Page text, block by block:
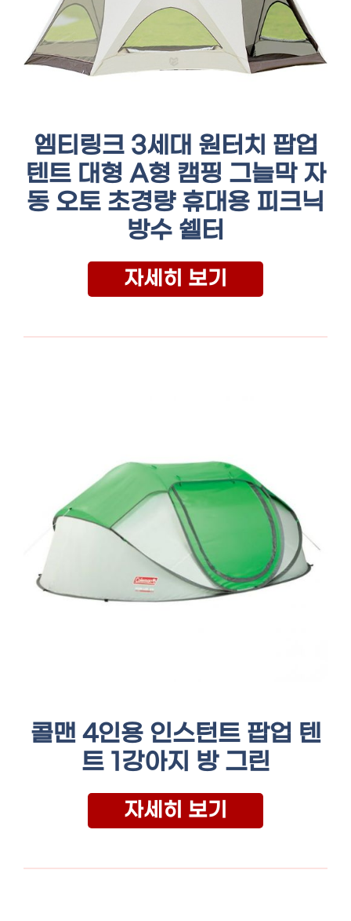
엠티링크 3세대 원터치 팝업
텐트 대형 A형 캠핑 그늘막 자
동 오토 초경량 휴대용 피크닉
방수 쉘터
자세히 보기
콜맨 4인용 인스턴트 팝업 텐
트 1강아지 방 그린
자세히 보기